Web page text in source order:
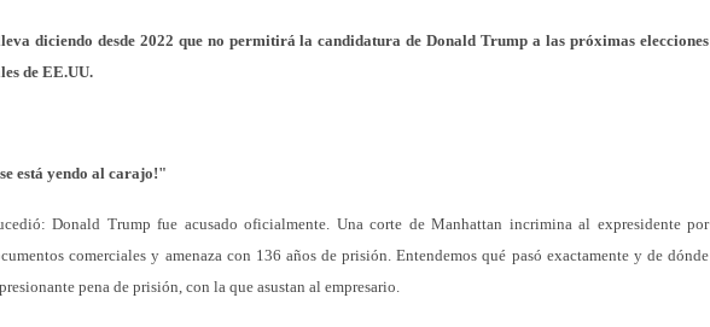
diciendo desde 2022 que no permitirá la candidatura de Donald Trump a las próximas elecciones
de EE.UU.
está yendo al carajo!"
Donald Trump fue acusado oficialmente. Una corte de Manhattan incrimina al expresidente por
comerciales y amenaza con 136 años de prisión. Entendemos qué pasó exactamente y de dónde
pena de prisión, con la que asustan al empresario.